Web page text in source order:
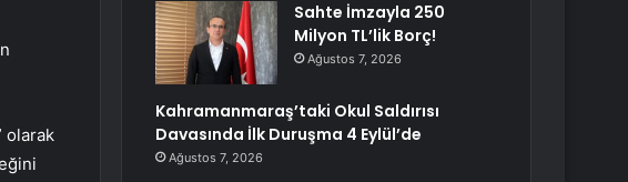
olarak
Sahte İmzayla 250
Milyon TL’lik Borç!
Ağustos 7, 2026
Kahramanmaraş’taki Okul Saldırısı
Davasında İlk Duruşma 4 Eylül’de
Ağustos 7, 2026